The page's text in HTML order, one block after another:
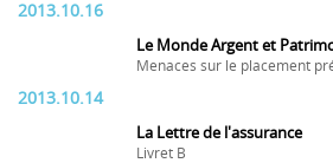
2013.10.16
Le Monde Argent et
Menaces sur le placement
2013.10.14
La Lettre de l'assurance
Livret B